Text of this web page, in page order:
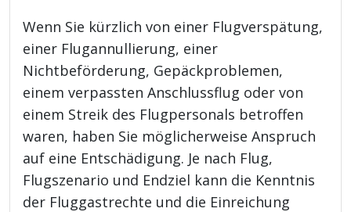
Wenn Sie kürzlich von einer Flugverspätung,
einer Flugannullierung, einer
Nichtbeförderung, Gepäckproblemen,
einem verpassten Anschlussflug oder von
einem Streik des Flugpersonals betroffen
waren, haben Sie möglicherweise Anspruch
auf eine Entschädigung. Je nach Flug,
Flugszenario und Endziel kann die Kenntnis
der Fluggastrechte und die Einreichung